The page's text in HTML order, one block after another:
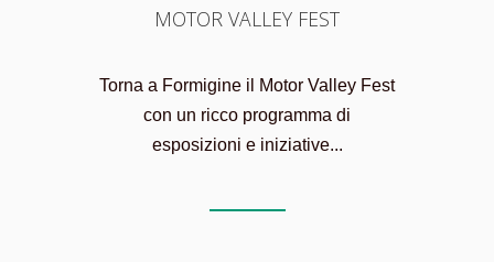
MOTOR VALLEY FEST
Torna a Formigine il Motor Valley Fest
con un ricco programma di
esposizioni e iniziative...